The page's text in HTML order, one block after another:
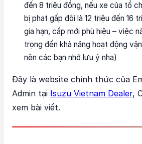
đến 8 triệu đồng, nếu xe của tổ
bị phạt gấp đôi là 12 triệu đến 16
gia hạn, cấp mới phù hiệu – việc
trọng đến khả năng hoạt động
nên các bạn nhớ lưu ý nha)
Đây là website chính thức của
Admin tại Isuzu Vietnam Dealer,
xem bài viết.